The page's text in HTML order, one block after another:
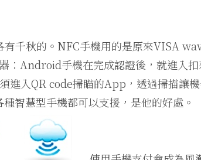
千秋的。NFC手機用的是原來VISA
：Android手機在完成認證後，就進入
進入QR code掃瞄的App，透過掃描讓
智慧型手機都可以支援，是他的好處。